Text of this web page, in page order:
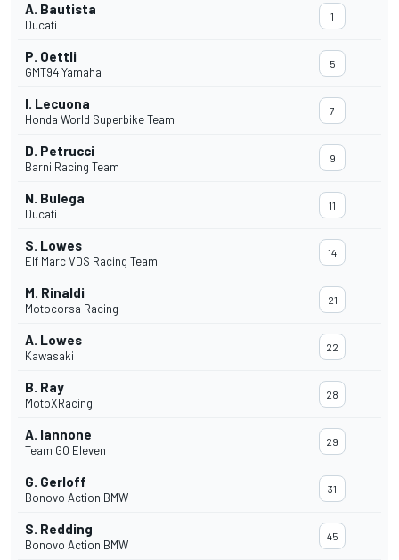
A. Bautista
Ducati
1
P. Oettli
GMT94 Yamaha
5
I. Lecuona
Honda World Superbike Team
7
D. Petrucci
Barni Racing Team
9
N. Bulega
Ducati
11
S. Lowes
Elf Marc VDS Racing Team
14
M. Rinaldi
Motocorsa Racing
21
A. Lowes
Kawasaki
22
B. Ray
MotoXRacing
28
A. Iannone
Team GO Eleven
29
G. Gerloff
Bonovo Action BMW
31
S. Redding
Bonovo Action BMW
45